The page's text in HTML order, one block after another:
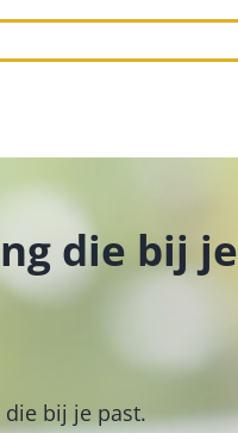
die bij je
bij je past.